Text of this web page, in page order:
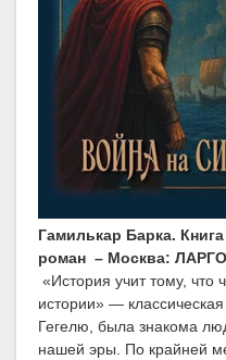
Гамилькар Барка.
роман – Москва:
«История учит тому, что
истории» —
Гегелю, была знакома
нашей эры. По крайней